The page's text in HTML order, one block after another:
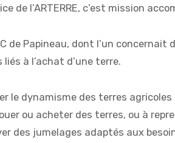
l’ARTERRE, c’est mission
de Papineau, dont l’un
à l’achat d’une terre.
le dynamisme des terres
ou acheter des terres, ou à
des jumelages adaptés aux